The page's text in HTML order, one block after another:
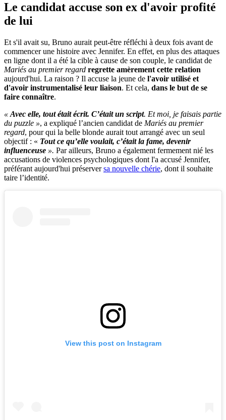
Le candidat accuse son ex d'avoir profité
de lui
Et s'il avait su, Bruno aurait peut-être réfléchi à deux fois avant de
commencer une histoire avec Jennifer. En effet, en plus des attaques
en ligne dont il a été la cible à cause de son couple, le candidat de
Mariés au premier regard regrette amèrement cette relation
aujourd'hui. La raison ? Il accuse la jeune de l'avoir utilisé et
d'avoir instrumentalisé leur liaison. Et cela, dans le but de se
faire connaître.
« Avec elle, tout était écrit. C’était un script. Et moi, je faisais partie
du puzzle », a expliqué l’ancien candidat de Mariés au premier
regard, pour qui la belle blonde aurait tout arrangé avec un seul
objectif : « Tout ce qu’elle voulait, c’était la fame, devenir
influenceuse ». Par ailleurs, Bruno a également fermement nié les
accusations de violences psychologiques dont l'a accusé Jennifer,
préférant aujourd'hui préserversa nouvelle chérie, dont il souhaite
taire l’identité.
View this post on Instagram